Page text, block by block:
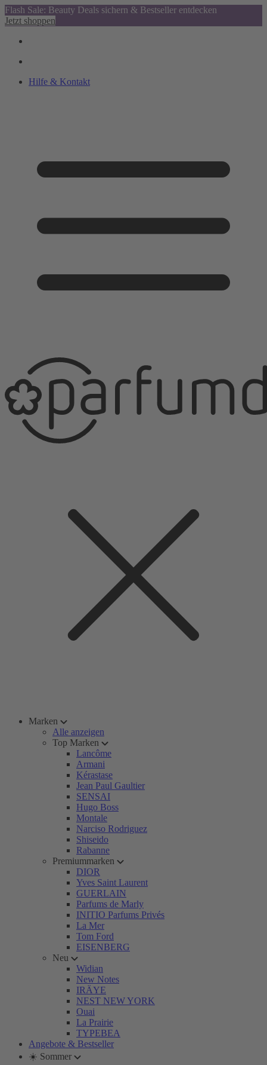
Flash Sale: Beauty Deals sichern & Bestseller entdecken
Jetzt shoppen
Hilfe & Kontakt
Marken
Alle anzeigen
Top Marken
Lancôme
Armani
Kérastase
Jean Paul Gaultier
SENSAI
Hugo Boss
Montale
Narciso Rodriguez
Shiseido
Rabanne
Premiummarken
DIOR
Yves Saint Laurent
GUERLAIN
Parfums de Marly
INITIO Parfums Privés
La Mer
Tom Ford
EISENBERG
Neu
Widian
New Notes
IRÄYE
NEST NEW YORK
Ouai
La Prairie
TYPEBEA
Angebote & Bestseller
☀️ Sommer